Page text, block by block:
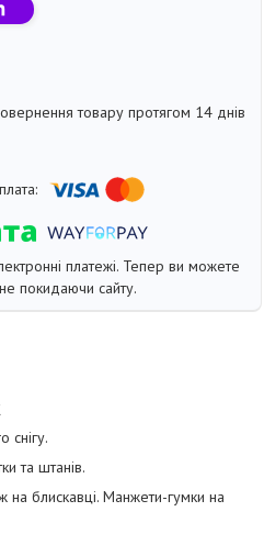
товару протягом 14 днів
платежі. Тепер ви можете
покидаючи сайту.
снігу.
та штанів.
на блискавці. Манжети-гумки на